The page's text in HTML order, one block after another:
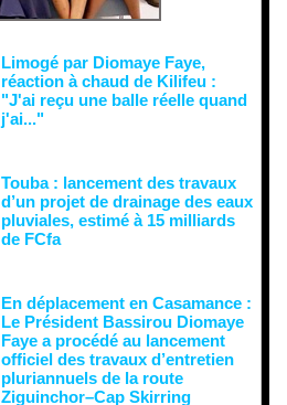
Limogé par Diomaye Faye,
réaction à chaud de Kilifeu :
"J'ai reçu une balle réelle quand
j'ai..."
Touba : lancement des travaux
d’un projet de drainage des eaux
pluviales, estimé à 15 milliards
de FCfa ‎
En déplacement en Casamance :
Le Président Bassirou Diomaye
Faye a procédé au lancement
officiel des travaux d’entretien
pluriannuels de la route
Ziguinchor–Cap Skirring